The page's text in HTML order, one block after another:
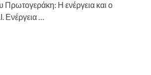
Πρωτογεράκη: Η ενέργεια και ο
Ενέργεια …